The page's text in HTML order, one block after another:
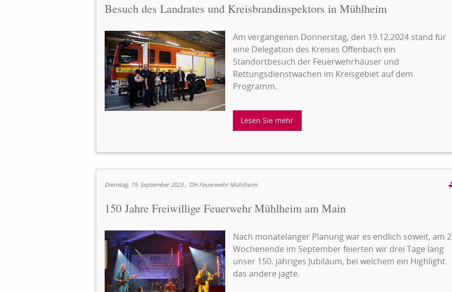
Besuch des Landrates und Kreisbrandinspektors in Mühlheim
Am vergangenen Donnerstag, den 19.12.2024 stand für
eine Delegation des Kreises Offenbach ein
Standortbesuch der Feuerwehrhäuser und
Rettungsdienstwachen im Kreisgebiet auf dem
Programm.
Lesen Sie mehr
Dienstag, 19. September 2023 , 'DH Feuerwehr Mühlheim
150 Jahre Freiwillige Feuerwehr Mühlheim am Main
Nach monatelanger Planung war es endlich soweit, am 2
Wochenende im September feierten wir drei Tage lang
unser 150. jähriges Jubiläum, bei welchem ein Highlight
das andere jagte.